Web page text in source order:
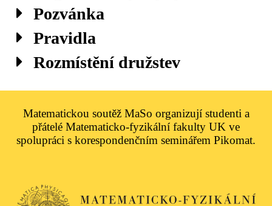
Pozvánka
Pravidla
Rozmístění družstev
Matematickou soutěž MaSo organizují studenti a
přátelé Matematicko-fyzikální fakulty UK ve
spolupráci s korespondenčním seminářem Pikomat.